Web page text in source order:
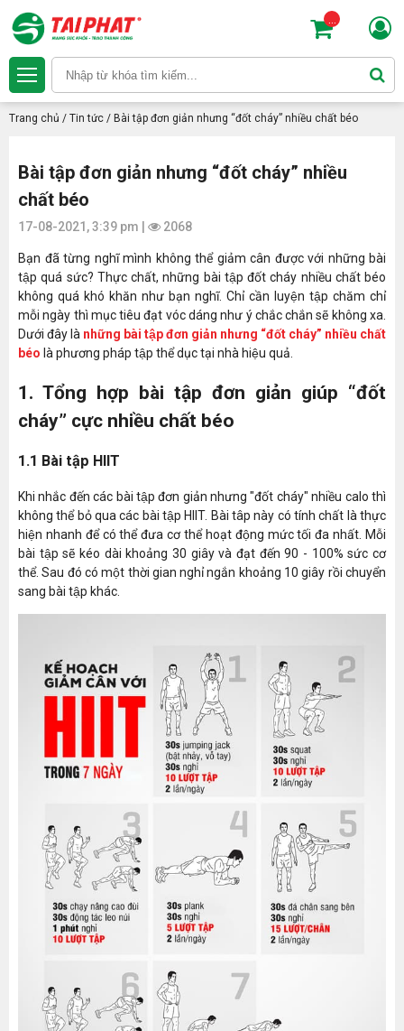
Trang chủ / Tin tức / Bài tập đơn giản nhưng “đốt cháy” nhiều chất béo
Bài tập đơn giản nhưng “đốt cháy” nhiều
chất béo
17-08-2021, 3:39 pm | 2068
Bạn đã từng nghĩ mình không thể giảm cân được với những bài
tập quá sức? Thực chất, những bài tập đốt cháy nhiều chất béo
không quá khó khăn như bạn nghĩ. Chỉ cần luyện tập chăm chỉ
mỗi ngày thì mục tiêu đạt vóc dáng như ý chắc chắn sẽ không xa.
Dưới đây là những bài tập đơn giản nhưng “đốt cháy” nhiều chất
béo là phương pháp tập thể dục tại nhà hiệu quả.
1. Tổng hợp bài tập đơn giản giúp “đốt
cháy” cực nhiều chất béo
1.1 Bài tập HIIT
Khi nhắc đến các bài tập đơn giản nhưng "đốt cháy" nhiều calo thì
không thể bỏ qua các bài tập HIIT. Bài tâp này có tính chất là thực
hiện nhanh để có thể đưa cơ thể hoạt động mức tối đa nhất. Mỗi
bài tập sẽ kéo dài khoảng 30 giây và đạt đến 90 - 100% sức cơ
thể. Sau đó có một thời gian nghỉ ngắn khoảng 10 giây rồi chuyển
sang bài tập khác.